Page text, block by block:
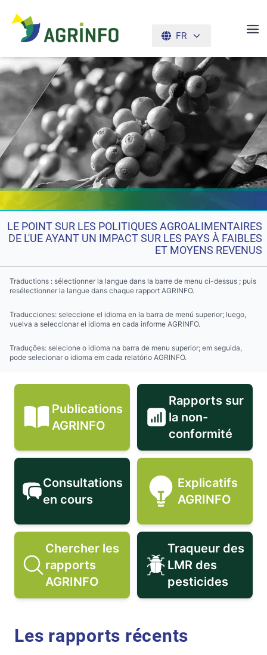
FR
LE POINT SUR LES POLITIQUES AGROALIMENTAIRES
DE L'UE AYANT UN IMPACT SUR LES PAYS À FAIBLES
ET MOYENS REVENUS
Traductions : sélectionner la langue dans la barre de menu ci-dessus ; puis
resélectionner la langue dans chaque rapport AGRINFO.
Traducciones: seleccione el idioma en la barra de menú superior; luego,
vuelva a seleccionar el idioma en cada informe AGRINFO.
Traduções: selecione o idioma na barra de menu superior; em seguida,
pode selecionar o idioma em cada relatório AGRINFO.
Publications AGRINFO icon
Publications
AGRINFO
Rapports
Rapports sur
la non-
conformité
Consultations en cours icon
Consultations
en cours
Explicatifs
Explicatifs
AGRINFO
Chercher les rapports AGRINFO
Chercher les
rapports
AGRINFO
Traqueur
Traqueur des
LMR des
pesticides
Les rapports récents